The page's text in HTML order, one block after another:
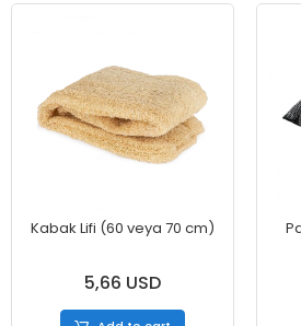
Kabak Lifi (60 veya 70 cm)
5,66 USD